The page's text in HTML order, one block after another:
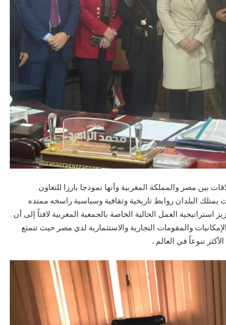
بين مصر والمملكة المغربية وأنها نموذجا بارزا للتعاون
يمتلك البلدان روابط تاريخية وثقافية وسياسية راسخه ممتده
العمل الحالية الخاصة بالجمعية المغربية لافتاً إلى أن
والمقومات التجارية والاستثمارية لدي مصر حيث تتمتع
تنوعاً في العالم .